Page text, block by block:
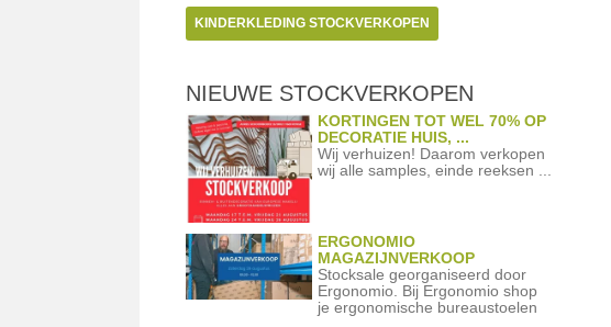
KINDERKLEDING STOCKVERKOPEN
NIEUWE STOCKVERKOPEN
KORTINGEN TOT WEL 70% OP
DECORATIE HUIS, ...
Wij verhuizen! Daarom verkopen
wij alle samples, einde reeksen ...
ERGONOMIO
MAGAZIJNVERKOOP
Stocksale georganiseerd door
Ergonomio. Bij Ergonomio shop
je ergonomische bureaustoelen